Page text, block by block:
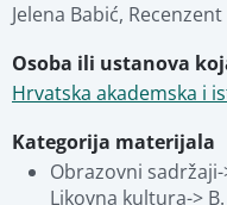
Jelena Babić, Recenzent
Osoba ili ustanova
Hrvatska akademska i
Kategorija materijala
Obrazovni
Likovna kultura->